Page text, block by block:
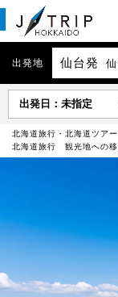
出発地 仙台発
出発日：未指定
北海道旅行・北海道ツアー
北海道旅行 観光地への移